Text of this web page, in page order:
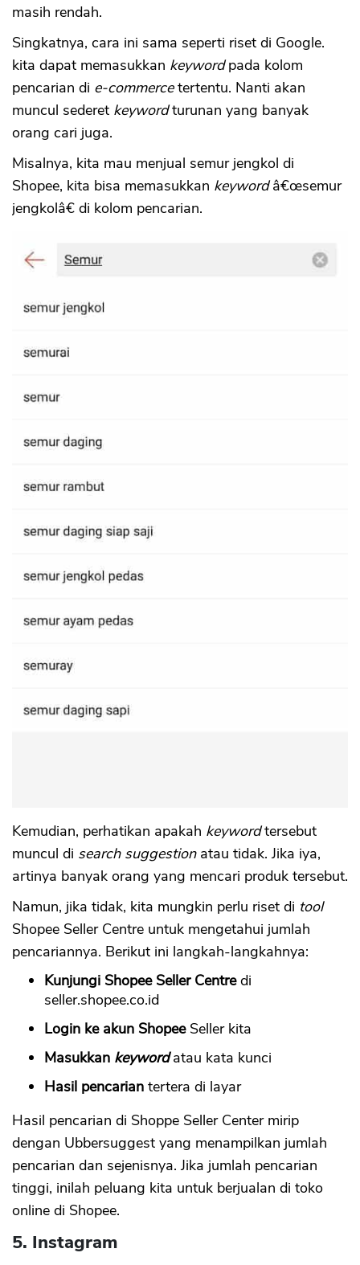
masih rendah.
Singkatnya, cara ini sama seperti riset di Google.
kita dapat memasukkan keywordpada kolom
pencarian di e-commercetertentu. Nanti akan
muncul sederet keywordturunan yang banyak
orang cari juga.
Misalnya, kita mau menjual semur jengkol di
Shopee, kita bisa memasukkan keywordâ€œsemur
jengkolâ€ di kolom pencarian.
Kemudian, perhatikan apakah keywordtersebut
muncul di search suggestionatau tidak. Jika iya,
artinya banyak orang yang mencari produk tersebut.
Namun, jika tidak, kita mungkin perlu riset di tool
Shopee Seller Centre untuk mengetahui jumlah
pencariannya. Berikut ini langkah-langkahnya:
Kunjungi Shopee Seller Centredi
seller.shopee.co.id
Login ke akun ShopeeSeller kita
Masukkan keyword atau kata kunci
Hasil pencarian tertera di layar
Hasil pencarian di Shoppe Seller Center mirip
dengan Ubbersuggest yang menampilkan jumlah
pencarian dan sejenisnya. Jika jumlah pencarian
tinggi, inilah peluang kita untuk berjualan di toko
online di Shopee.
5. Instagram